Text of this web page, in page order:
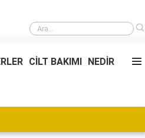
Psikologlar Hangi Tavsiyelerde Bulunur?
CİLT BAKIMI NEDİR